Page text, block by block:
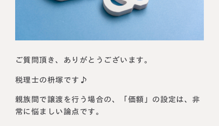
料金表
よくある質問
ご質問頂き、ありがとうございます。
税理士の枡塚です♪
親族間で譲渡を行う場合の、「価額」の設定は、非
常に悩ましい論点です。